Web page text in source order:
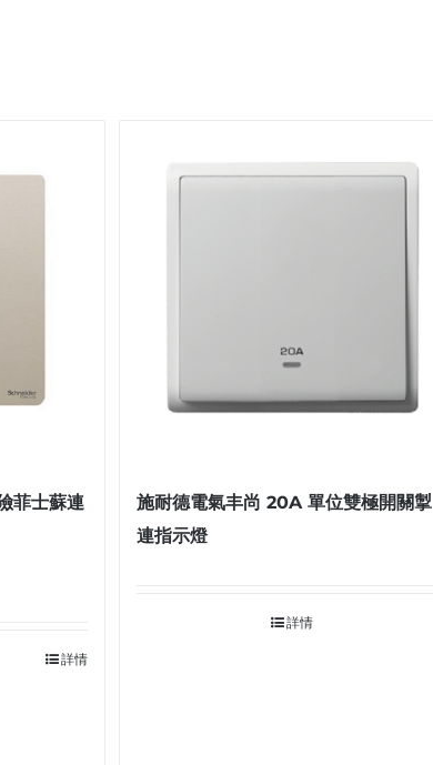
菲士蘇連
詳情
施耐德電氣丰尚 20A 單位雙極開關掣
連指示燈
詳情